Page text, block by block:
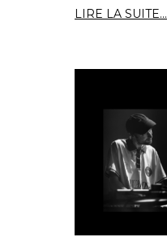
LIRE LA SUITE...